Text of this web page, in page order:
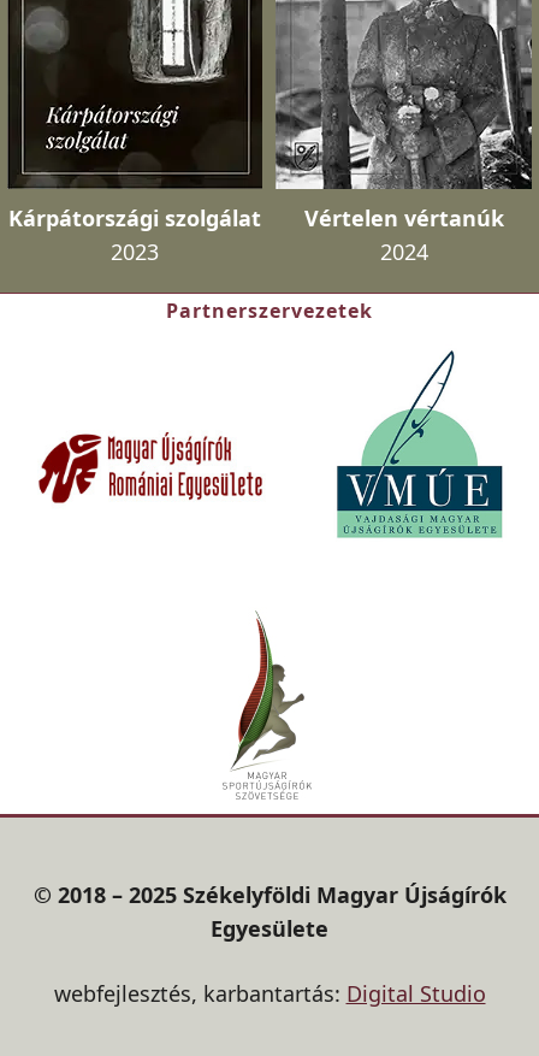
Kárpátországi szolgálat
2023
Vértelen vértanúk
2024
Partnerszervezetek
© 2018 – 2025 Székelyföldi Magyar Újságírók
Egyesülete
webfejlesztés, karbantartás: Digital Studio